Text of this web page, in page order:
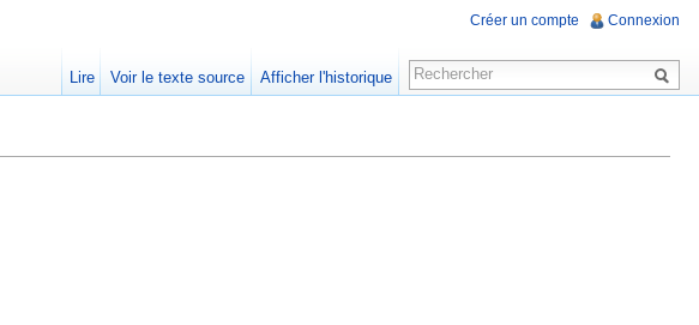
Créer un compte Connexion
Lire Voir le texte source Afficher l'historique